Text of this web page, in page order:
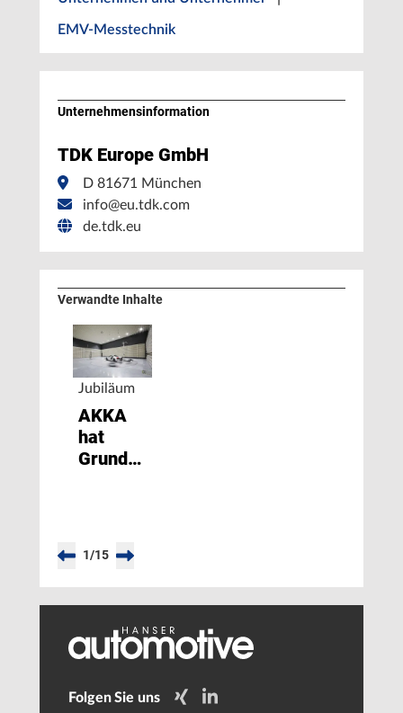
EMV-Messtechnik
Unternehmens­information
TDK Europe GmbH
D 81671 München
info@eu.tdk.com
de.tdk.eu
Verwandte Inhalte
Jubiläum
AKKA
hat
Grund
1/15
Folgen Sie uns